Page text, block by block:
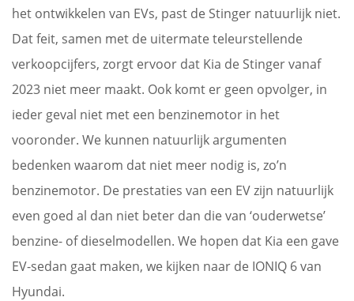
het ontwikkelen van EVs, past de Stinger natuurlijk niet.
Dat feit, samen met de uitermate teleurstellende
verkoopcijfers, zorgt ervoor dat Kia de Stinger vanaf
2023 niet meer maakt. Ook komt er geen opvolger, in
ieder geval niet met een benzinemotor in het
vooronder. We kunnen natuurlijk argumenten
bedenken waarom dat niet meer nodig is, zo’n
benzinemotor. De prestaties van een EV zijn natuurlijk
even goed al dan niet beter dan die van ‘ouderwetse’
benzine- of dieselmodellen. We hopen dat Kia een gave
EV-sedan gaat maken, we kijken naar de IONIQ 6 van
Hyundai.